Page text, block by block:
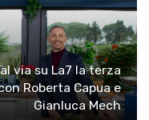
via su La7 la terza
Roberta Capua e
Gianluca Mech